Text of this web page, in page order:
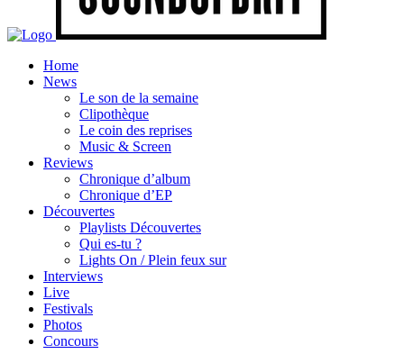
Home
News
Le son de la semaine
Clipothèque
Le coin des reprises
Music & Screen
Reviews
Chronique d’album
Chronique d’EP
Découvertes
Playlists Découvertes
Qui es-tu ?
Lights On / Plein feux sur
Interviews
Live
Festivals
Photos
Concours